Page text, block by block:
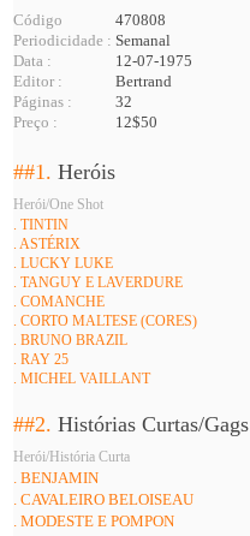
Código
470808
Periodicidade : Semanal
Data :
12-07-1975
Editor :
Bertrand
Páginas :
32
Preço :
12$50
##1.Heróis
Herói/One Shot
. TINTIN
. ASTÉRIX
. LUCKY LUKE
. TANGUY E LAVERDURE
. COMANCHE
. CORTO MALTESE (CORES)
. BRUNO BRAZIL
. RAY 25
. MICHEL VAILLANT
##2.Histórias Curtas/Gags
Herói/História Curta
. BENJAMIN
. CAVALEIRO BELOISEAU
. MODESTE E POMPON